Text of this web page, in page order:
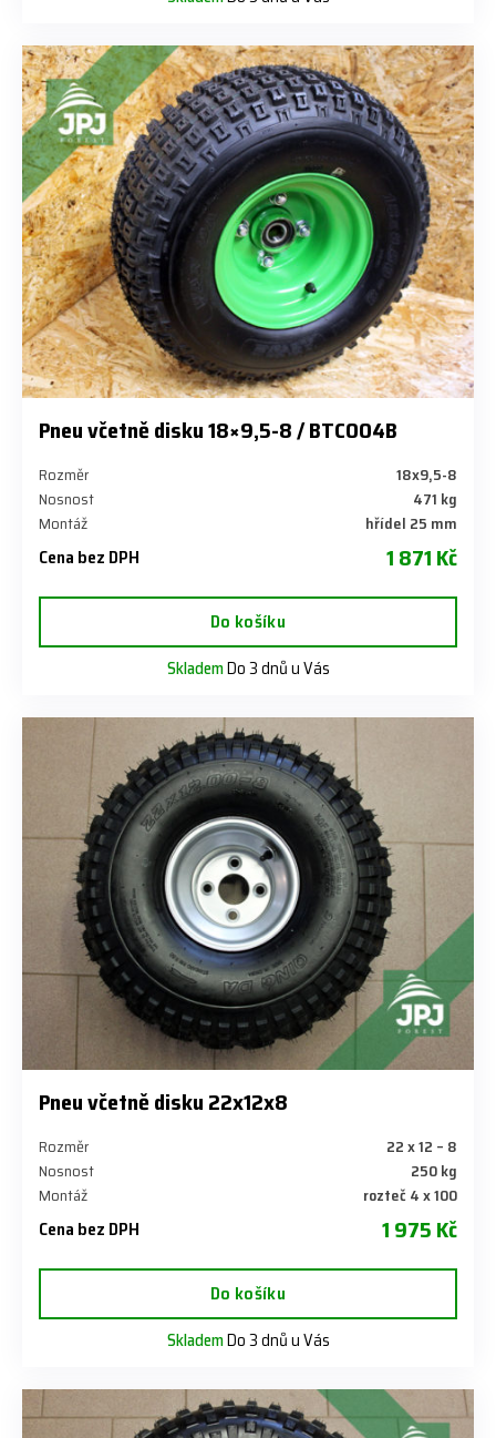
Pneu včetně disku 18×9,5-8 / BTC004B
Rozměr
18x9,5-8
Nosnost
471 kg
Montáž
hřídel 25 mm
Cena bez DPH 1 871 Kč
Do košíku
SklademDo 3 dnů u Vás
Pneu včetně disku 22x12x8
Rozměr
22 x 12 – 8
Nosnost
250 kg
Montáž
rozteč 4 x 100
Cena bez DPH 1 975 Kč
Do košíku
SklademDo 3 dnů u Vás